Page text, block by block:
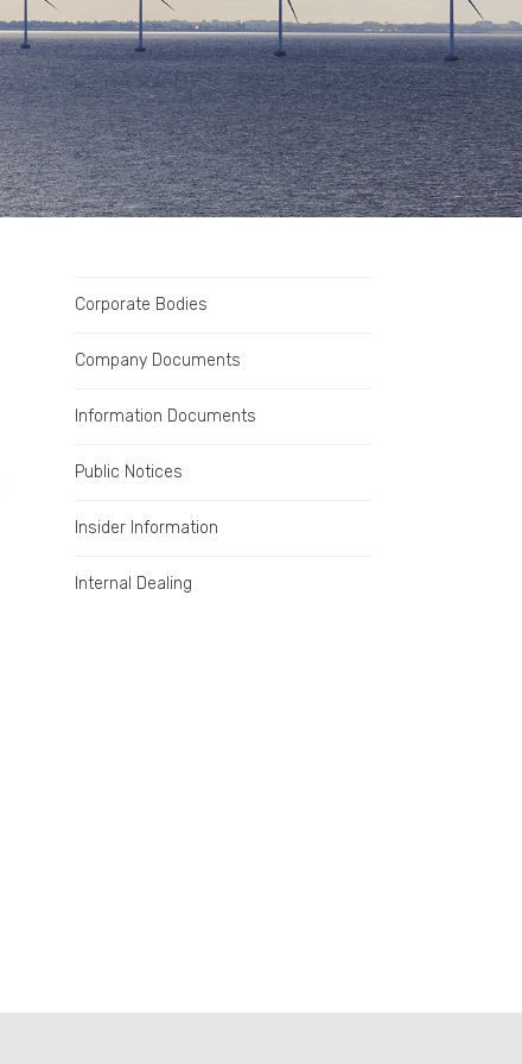
Corporate Bodies
Company Documents
Information Documents
Public Notices
Insider Information
Internal Dealing